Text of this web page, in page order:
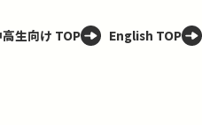
高生向け TOP English TOP